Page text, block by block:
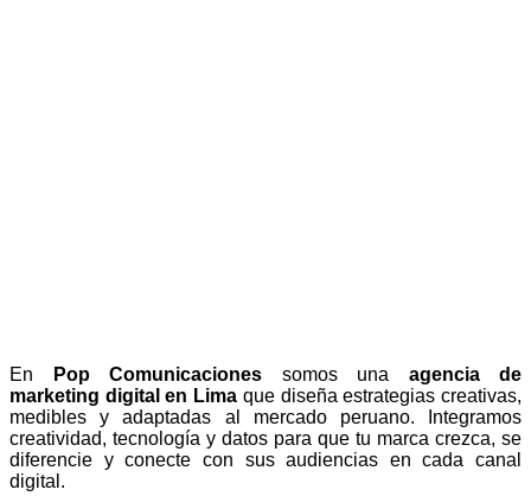
promedio con clientes
En Pop Comunicaciones somos una agencia de
marketing digital en Lima que diseña estrategias creativas,
medibles y adaptadas al mercado peruano. Integramos
creatividad, tecnología y datos para que tu marca crezca, se
diferencie y conecte con sus audiencias en cada canal
digital.